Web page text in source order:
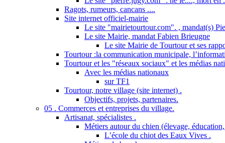
Ragots, rumeurs, cancans ....
Site internet officiel-mairie
Le site "mairietourtour.com". , mandat(s)
Le site Mairie, mandat Fabien Brieugne
Le site Mairie de Tourtour et ses
Tourtour :la communication municipale,
Tourtour et les "réseaux sociaux" et les médias
Avec les médias nationaux
sur TF1
Tourtour, notre village (site internet) .
Objectifs, projets, partenaires.
05 . Commerces et entreprises du village.
Artisanat, spécialistes .
Métiers autour du chien (élevage,
L’école du chiot des Eaux Vives .